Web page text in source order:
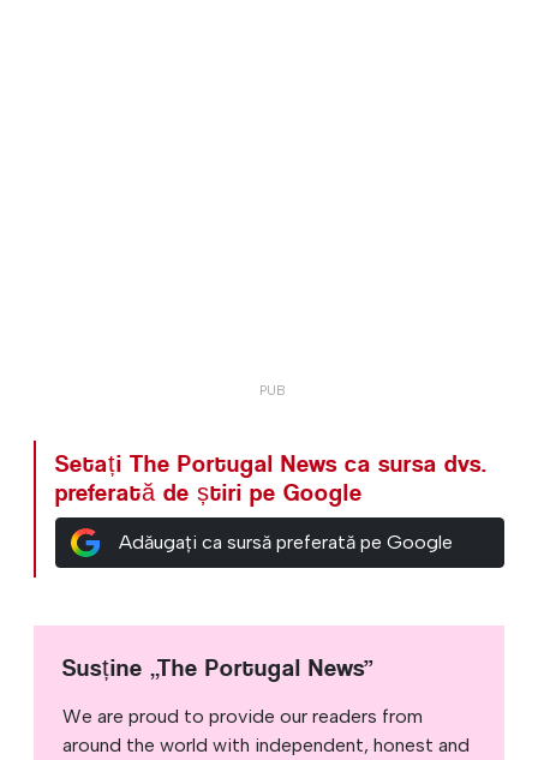
Setați The Portugal News ca sursa dvs.
preferată de știri pe Google
Adăugați ca sursă preferată pe Google
Susține „The Portugal News”
We are proud to provide our readers from
around the world with independent, honest and